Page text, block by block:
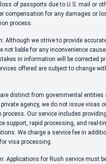
of passports due to U.S. mail or
compensation for any damages or
process.
Although we strive to provide
not liable for any inconvenience
in information will be corrected
offered are subject to change
distinct from governmental entities
agency, we do not issue visas
Our service includes
support, rapid processing, and real-
We charge a service fee in
visa processing.
Applications for Rush service must